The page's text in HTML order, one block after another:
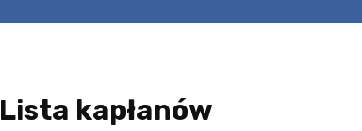
Lista kapłanów